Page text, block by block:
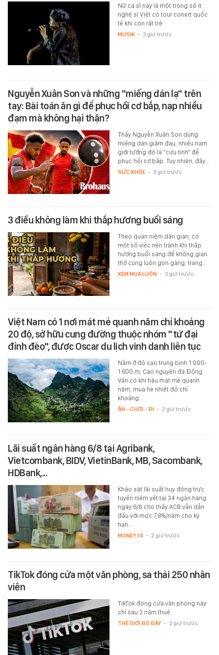
Nữ ca sĩ này là một trong số ít
nghệ sĩ Việt có tour conert quốc
tế khi còn rất trẻ.
MUSIK - 3 giờ trước
Nguyễn Xuân Son và những "miếng dán lạ" trên
tay: Bài toán ăn gì để phục hồi cơ bắp, nạp nhiều
đạm mà không hại thận?
Thấy Nguyễn Xuân Son dùng
miếng dán giảm đau, nhiều nam
giới tưởng đó là "cứu tinh" để
phục hồi cơ bắp. Tuy nhiên, đây…
SỨC KHỎE - 3 giờ trước
3 điều không làm khi thắp hương buổi sáng
Theo quan niệm dân gian, có
một số việc nên tránh khi thắp
hương buổi sáng để không gian
thờ cúng luôn gọn gàng, trang…
XEM MUA LUÔN - 3 giờ trước
Việt Nam có 1 nơi mát mẻ quanh năm chỉ khoảng
20 độ, sở hữu cung đường thuộc nhóm "tứ đại
đỉnh đèo", được Oscar du lịch vinh danh liên tục
Nằm ở độ cao trung bình 1.000-
1.600 m, Cao nguyên đá Đồng
Văn có khí hậu mát mẻ quanh
năm, mùa hè nhiệt độ chỉ
khoảng…
ĂN - CHƠI - ĐI - 2 giờ trước
Lãi suất ngân hàng 6/8 tại Agribank,
Vietcombank, BIDV, VietinBank, MB, Sacombank,
HDBank,...
Khảo sát lãi suất huy động trực
tuyến niêm yết tại 34 ngân hàng
ngày 6/8 cho thấy ACB vẫn dẫn
đầu với mức 7,8%/năm cho kỳ
hạn…
MONEY.14 - 2 giờ trước
TikTok đóng cửa một văn phòng, sa thải 250 nhân
viên
TikTok đóng cửa văn phòng này
chỉ sau 2 năm thuê.
THẾ GIỚI ĐÓ ĐÂY - 2 giờ trước